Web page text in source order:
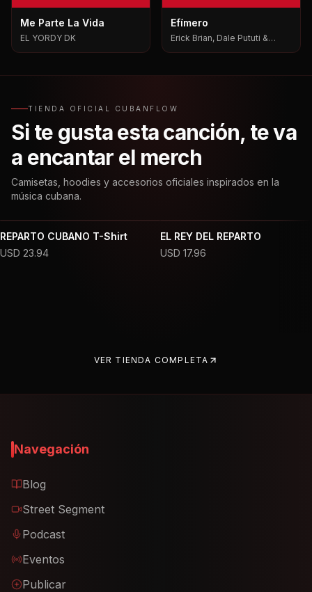
Me Parte La Vida
EL YORDY DK
Efímero
Erick Brian, Dale Pututi &
TIENDA OFICIAL CUBANFLOW
Si te gusta esta canción, te va
a encantar el merch
Camisetas, hoodies y accesorios oficiales inspirados en la
música cubana.
REPARTO CUBANO T-Shirt
USD 23.94
EL REY DEL REPARTO
USD 17.96
VER TIENDA COMPLETA
Navegación
Blog
Street Segment
Podcast
Eventos
Publicar